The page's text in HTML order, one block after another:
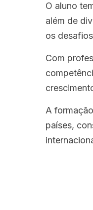
O aluno
além de
os
Com
A
países,